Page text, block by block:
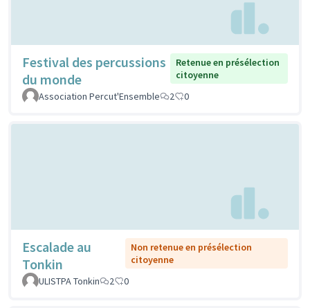
Festival des percussions
du monde
Retenue en présélection
citoyenne
Association Percut'Ensemble
2 0
Escalade au
Tonkin
Non retenue en présélection
citoyenne
ULISTPA Tonkin
2 0